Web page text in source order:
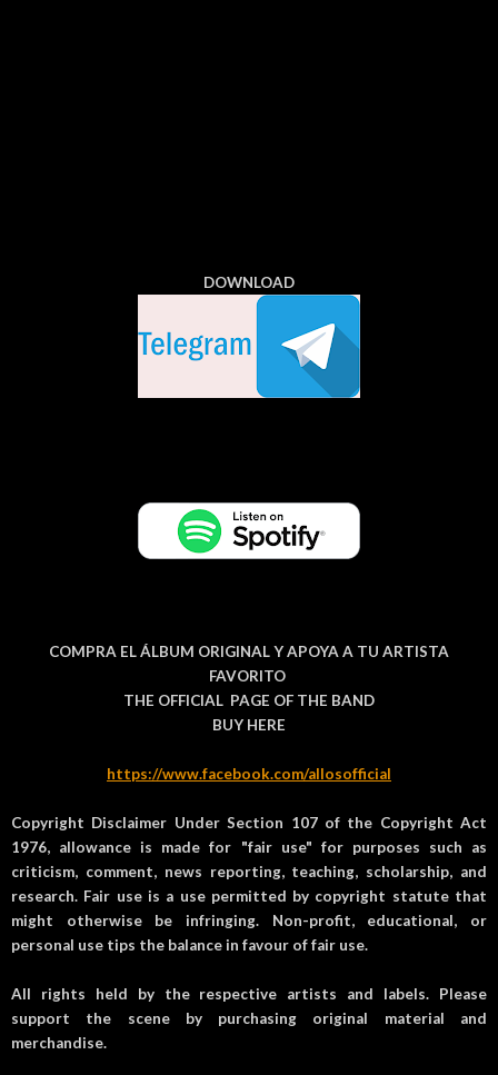
DOWNLOAD
COMPRA EL ÁLBUM ORIGINAL Y APOYA A TU ARTISTA
FAVORITO
THE OFFICIAL PAGE OF THE BAND
BUY HERE
https://www.facebook.com/allosofficial
Copyright Disclaimer Under Section 107 of the Copyright Act
1976, allowance is made for "fair use" for purposes such as
criticism, comment, news reporting, teaching, scholarship, and
research. Fair use is a use permitted by copyright statute that
might otherwise be infringing. Non-profit, educational, or
personal use tips the balance in favour of fair use.
All rights held by the respective artists and labels. Please
support the scene by purchasing original material and
merchandise.